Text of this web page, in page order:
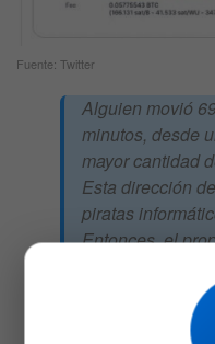
Fuente: Twitter
Alguien movió
minutos, desde
mayor cantidad
Esta dirección
piratas
Entonces, el